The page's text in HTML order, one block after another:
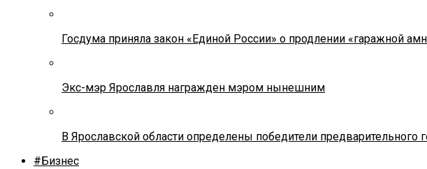
Госдума приняла закон «Единой России» о продлении «гаражной
Экс-мэр Ярославля награжден мэром нынешним
В Ярославской области определены победители предварительного
#Бизнес